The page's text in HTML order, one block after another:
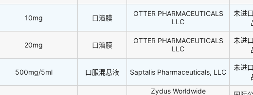
10mg 口溶膜
OTTER PHARMACEUTICALS
LLC
未进
20mg 口溶膜
OTTER PHARMACEUTICALS
LLC
未进
500mg/5ml 口服混悬液 Saptalis Pharmaceuticals, LLC
未进
Zydus Worldwide